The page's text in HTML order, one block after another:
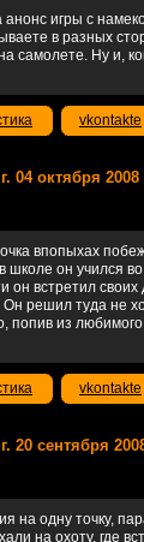
анонс игры с
в разных
самолете. Ну и,
vkontakte
г. 04 октября
впопыхах
он учился
встретил
решил туда не
попив из
vkontakte
г. 20 сентября
на одну точку,
на охоту, где